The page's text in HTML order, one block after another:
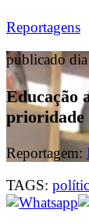
Reportagens
publicado
Educação
prioridade
Reportagem:
TAGS: